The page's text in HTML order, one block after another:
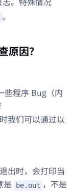
。
原因？
些程序 Bug（内
我们可以通过以
出时，会打印当
是 be.out ，不是